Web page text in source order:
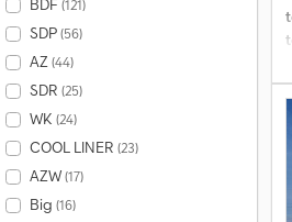
BDF (121)
SDP(56)
AZ(44)
SDR (25)
WK (24)
COOL LINER (23)
AZW(17)
Big (16)